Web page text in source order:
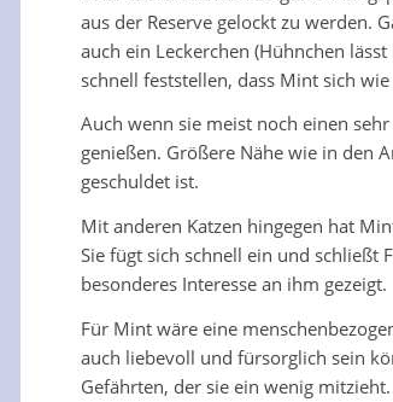
aus der Reserve gelockt zu werden.
auch ein Leckerchen (Hühnchen
schnell feststellen, dass Mint sich
Auch wenn sie meist noch einen
genießen. Größere Nähe wie in den
geschuldet ist.
Mit anderen Katzen hingegen hat
Sie fügt sich schnell ein und schließt
besonderes Interesse an ihm gezeigt.
Für Mint wäre eine
auch liebevoll und fürsorglich sein
Gefährten, der sie ein wenig